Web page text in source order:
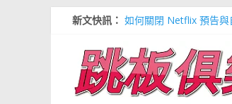
新文快訊： 如何關閉 Netflix 預告
信用卡號產生器 (含
寶可夢飛人安卓必裝
Google 刪除超過兩年登